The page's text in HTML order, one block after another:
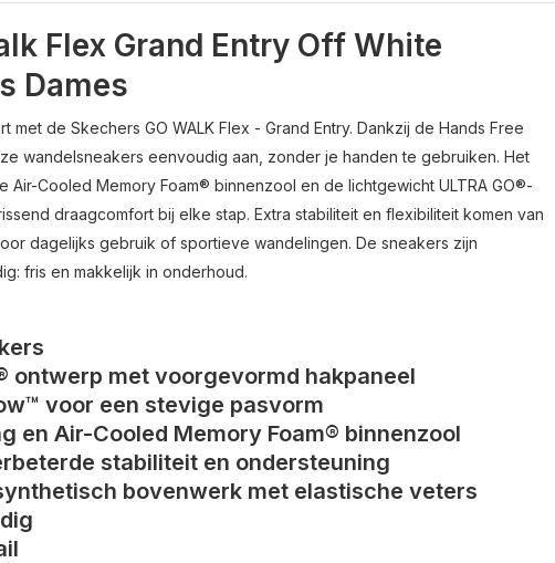
Flex Grand Entry Off White
Dames
met de Skechers GO WALK Flex - Grand Entry. Dankzij de Hands Free
wandelsneakers eenvoudig aan, zonder je handen te gebruiken. Het
Air-Cooled Memory Foam® binnenzool en de lichtgewicht ULTRA GO®-
draagcomfort bij elke stap. Extra stabiliteit en flexibiliteit komen van
dagelijks gebruik of sportieve wandelingen. De sneakers zijn
fris en makkelijk in onderhoud.
ontwerp met voorgevormd hakpaneel
voor een stevige pasvorm
en Air-Cooled Memory Foam® binnenzool
stabiliteit en ondersteuning
bovenwerk met elastische veters